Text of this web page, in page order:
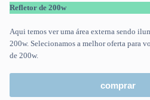
Refletor de 200w
Aqui temos ver uma área externa sendo
200w. Selecionamos a melhor oferta para
de 200w.
comprar